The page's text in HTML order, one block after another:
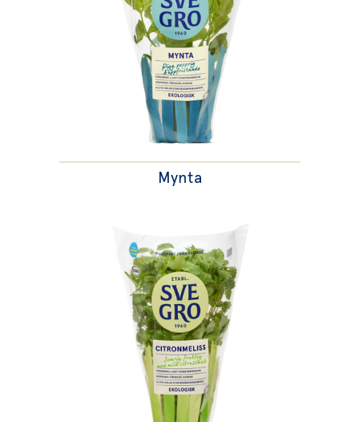
Mynta